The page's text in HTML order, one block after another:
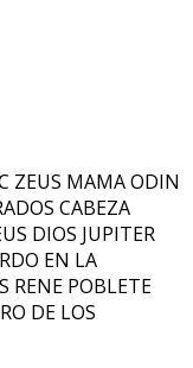
ZEUS MAMA ODIN
CABEZA
DIOS JUPITER
EN LA
RENE POBLETE
DE LOS